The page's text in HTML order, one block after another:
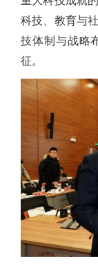
科技、教育与
技体制与战略
征。